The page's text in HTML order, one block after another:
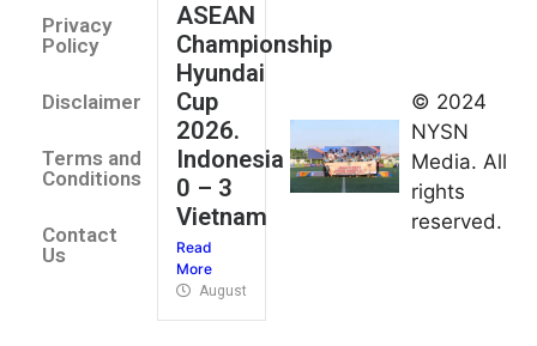
Privacy
Policy
Disclaimer
Terms and
Conditions
Contact
Us
ASEAN
Championship
Hyundai
Cup
2026.
Indonesia
0 – 3
Vietnam
Read
More
August 4, 2026
umum
Kejurnas
Panahan
Junior di
Kudus
© 2024
NYSN
Media. All
rights
reserved.